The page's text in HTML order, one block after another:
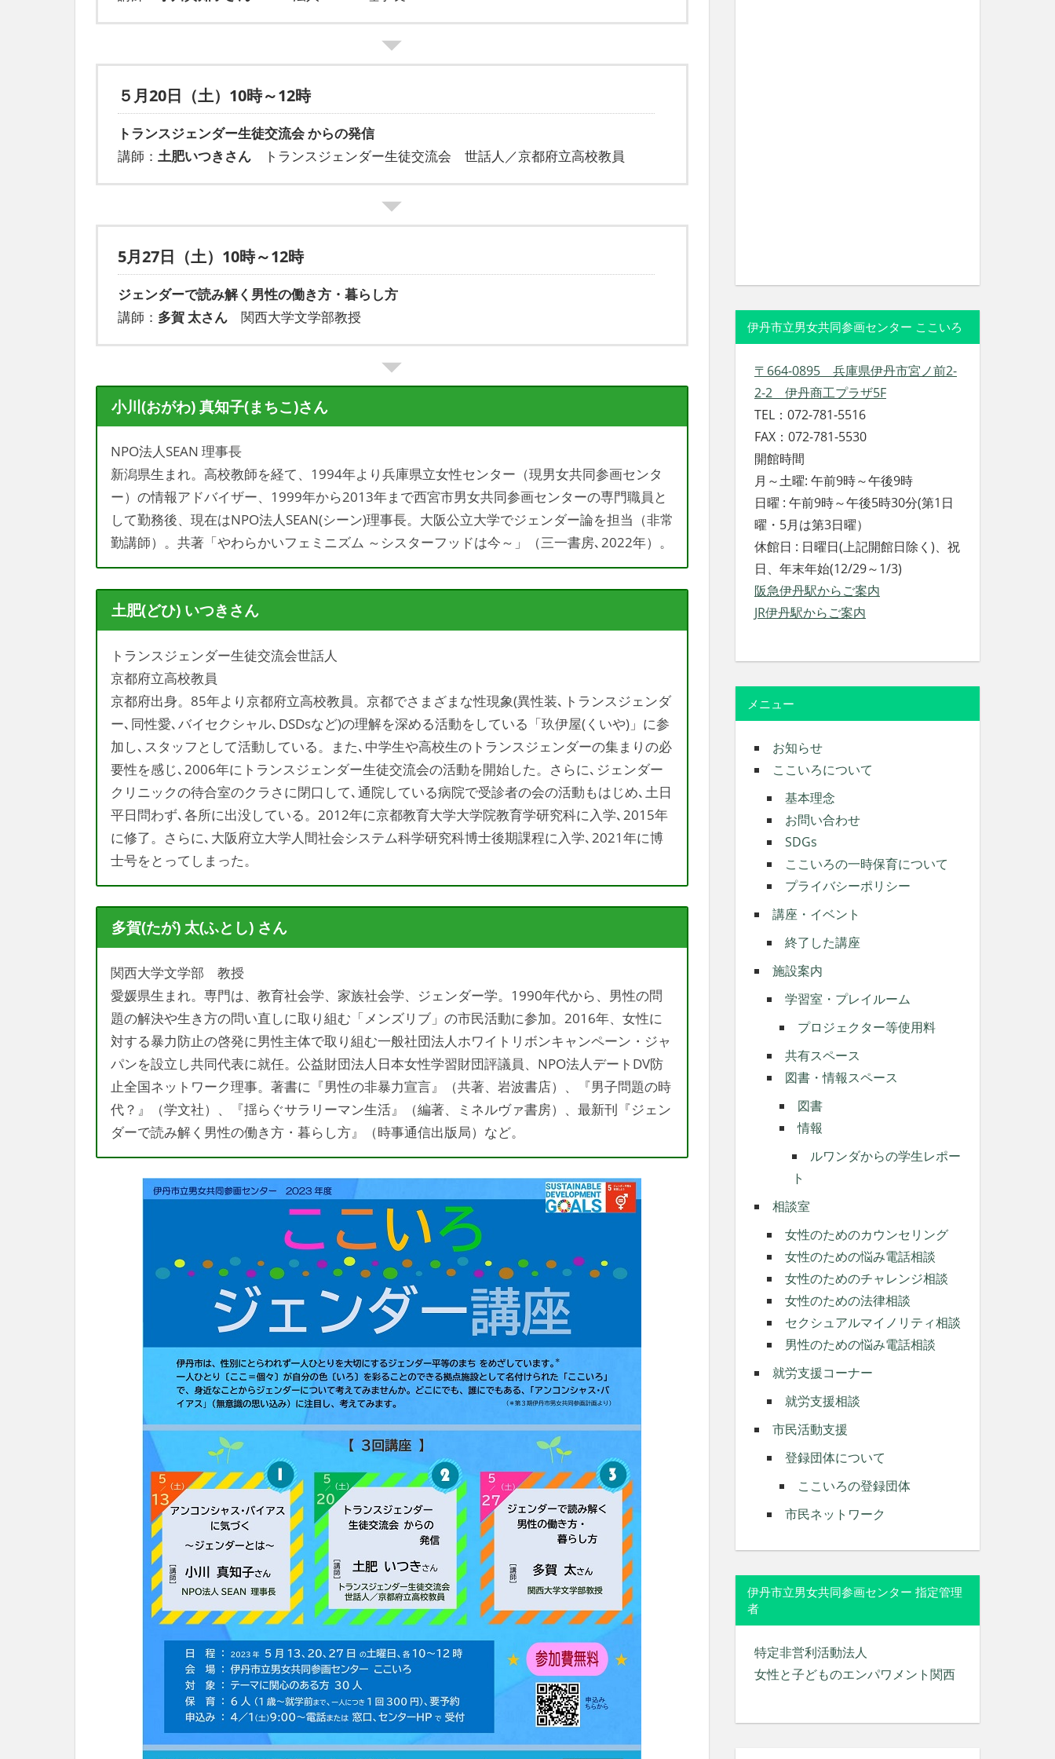
５月20日（土）10時～12時
トランスジェンダー生徒交流会 からの発信
講師： 土肥いつきさんトランスジェンダー生徒交流会 世話人／京都府立高校教員
5月27日（土）10時～12時
ジェンダーで読み解く男性の働き方・暮らし方
講師： 多賀 太さん関西大学文学部教授
小川(おがわ) 真知子(まちこ)さん
NPO法人SEAN 理事長
新潟県生まれ。高校教師を経て、1994年より兵庫県立女性センター（現男女共同参画センタ
ー）の情報アドバイザー、1999年から2013年まで西宮市男女共同参画センターの専門職員と
して勤務後、現在はNPO法人SEAN(シーン)理事長。大阪公立大学でジェンダー論を担当（非常
勤講師）。共著「やわらかいフェミニズム ～シスターフッドは今～」（三一書房､2022年）。
土肥(どひ) いつきさん
トランスジェンダー生徒交流会世話人
京都府立高校教員
京都府出身。85年より京都府立高校教員。京都でさまざまな性現象(異性装､トランスジェンダ
ー､同性愛､バイセクシャル､DSDsなど)の理解を深める活動をしている「玖伊屋(くいや)」に参
加し､スタッフとして活動している。また､中学生や高校生のトランスジェンダーの集まりの必
要性を感じ､2006年にトランスジェンダー生徒交流会の活動を開始した。さらに､ジェンダー
クリニックの待合室のクラさに閉口して､通院している病院で受診者の会の活動もはじめ､土日
平日問わず､各所に出没している。2012年に京都教育大学大学院教育学研究科に入学､2015年
に修了。さらに､大阪府立大学人間社会システム科学研究科博士後期課程に入学､2021年に博
士号をとってしまった。
多賀(たが) 太(ふとし) さん
関西大学文学部 教授
愛媛県生まれ。専門は、教育社会学、家族社会学、ジェンダー学。1990年代から、男性の問
題の解決や生き方の問い直しに取り組む「メンズリブ」の市民活動に参加。2016年、女性に
対する暴力防止の啓発に男性主体で取り組む一般社団法人ホワイトリボンキャンペーン・ジャ
パンを設立し共同代表に就任。公益財団法人日本女性学習財団評議員、NPO法人デートDV防
止全国ネットワーク理事。著書に『男性の非暴力宣言』（共著、岩波書店）、『男子問題の時
代？』（学文社）、『揺らぐサラリーマン生活』（編著、ミネルヴァ書房）、最新刊『ジェン
ダーで読み解く男性の働き方・暮らし方』（時事通信出版局）など。
伊丹市立男女共同参画センター ここいろ
〒664-0895 兵庫県伊丹市宮ノ前2-
2-2 伊丹商工プラザ5F
TEL：072-781-5516
FAX：072-781-5530
開館時間
月～土曜: 午前9時～午後9時
日曜 : 午前9時～午後5時30分(第1日
曜・5月は第3日曜）
休館日 : 日曜日(上記開館日除く)、祝
日、年末年始(12/29～1/3)
阪急伊丹駅からご案内
JR伊丹駅からご案内
メニュー
お知らせ
ここいろについて
基本理念
お問い合わせ
SDGs
ここいろの一時保育について
プライバシーポリシー
講座・イベント
終了した講座
施設案内
学習室・プレイルーム
プロジェクター等使用料
共有スペース
図書・情報スペース
図書
情報
ルワンダからの学生レポー
ト
相談室
女性のためのカウンセリング
女性のための悩み電話相談
女性のためのチャレンジ相談
女性のための法律相談
セクシュアルマイノリティ相談
男性のための悩み電話相談
就労支援コーナー
就労支援相談
市民活動支援
登録団体について
ここいろの登録団体
市民ネットワーク
伊丹市立男女共同参画センター 指定管理
者
特定非営利活動法人
女性と子どものエンパワメント関西